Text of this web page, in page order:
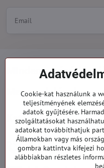
Minden a
Megrendelések
Kategóriák
919 060 751
Hétfő - Péntek: 09:00 -
Cookie-kat használunk a
teljesítményének
adatok gyűjtésére.
szolgáltatásokat
adatokat továbbíthatjuk
Államokban vagy más
gombra kattintva kifejezi
alábbiakban részletes